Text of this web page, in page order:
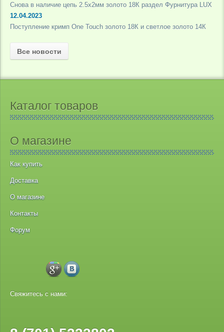
Снова в наличие цепь 2.5х2мм золото 18К раздел Фурнитура LUX
12.04.2023
Поступление кримп One Touch золото 18К и светлое золото 14К
Все новости
Каталог товаров
О магазине
Как купить
Доставка
О магазине
Контакты
Форум
Свяжитесь с нами: